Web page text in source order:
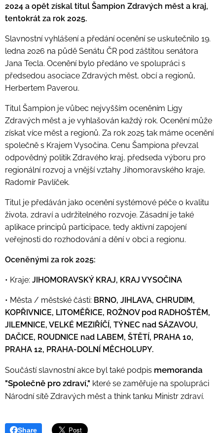
2024 a opět získal titul Šampion Zdravých měst a kraj,
tentokrát za rok 2025.
Slavnostní vyhlášení a předání ocenění se uskutečnilo 19.
ledna 2026 na půdě Senátu ČR pod záštitou senátora
Jana Tecla. Ocenění bylo předáno ve spolupráci s
předsedou asociace Zdravých měst, obcí a regionů,
Herbertem Paverou.
Titul Šampion je vůbec nejvyšším oceněním Ligy
Zdravých měst a je vyhlašován každý rok. Ocenění může
získat více měst a regionů. Za rok 2025 tak máme ocenění
společně s Krajem Vysočina. Cenu Šampiona převzal
odpovědný politik Zdravého kraj, předseda výboru pro
regionální rozvoj a vnější vztahy Jihomoravského kraje,
Radomír Pavlíček.
Titul je předáván jako ocenění systémové péče o kvalitu
života, zdraví a udržitelného rozvoje. Zásadní je také
aplikace principů participace, tedy aktivní zapojení
veřejnosti do rozhodování a dění v obci a regionu.
Oceněnými za rok 2025:
• Kraje: JIHOMORAVSKÝ KRAJ, KRAJ VYSOČINA
• Města / městské části: BRNO, JIHLAVA, CHRUDIM,
KOPŘIVNICE, LITOMĚŘICE, ROŽNOV pod RADHOŠTĚM,
JILEMNICE, VELKÉ MEZIŘÍČÍ, TÝNEC nad SÁZAVOU,
DAČICE, ROUDNICE nad LABEM, ŠTĚTÍ, PRAHA 10,
PRAHA 12, PRAHA-DOLNÍ MĚCHOLUPY.
Součástí slavnostní akce byl také podpis memoranda
"Společně pro zdraví," které se zaměřuje na spolupráci
Národní sítě Zdravých měst a think tanku Ministr zdraví.
Share